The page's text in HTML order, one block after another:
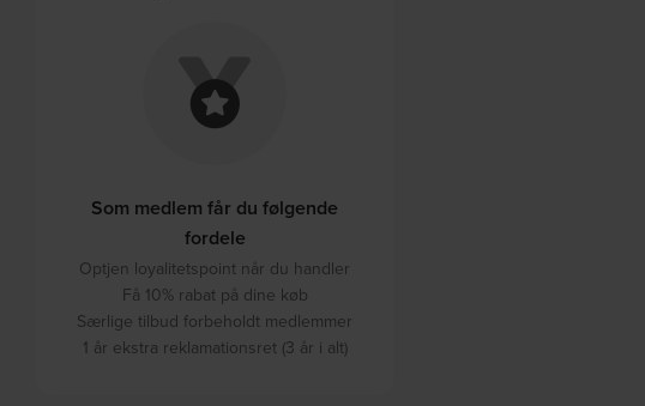
Som medlem får du følgende
fordele
Optjen loyalitetspoint når du handler
Få 10% rabat på dine køb
Særlige tilbud forbeholdt medlemmer
1 år ekstra reklamationsret (3 år i alt)